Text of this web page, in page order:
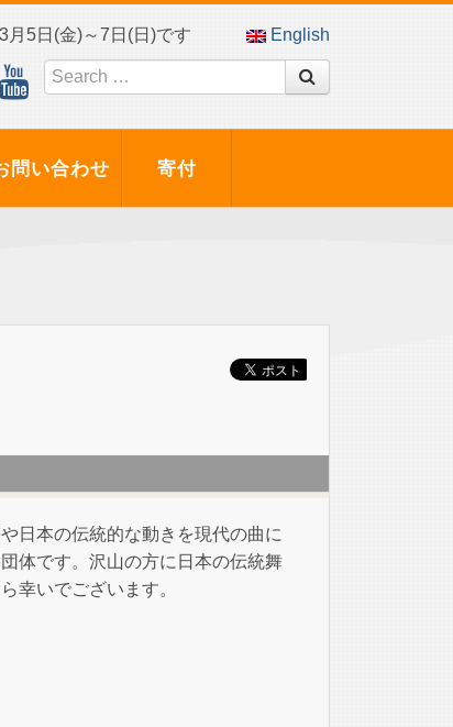
5日(金)～7日(日)です English
問い合わせ 寄付
日本の伝統的な動きを現代の曲に
体です。沢山の方に日本の伝統舞
幸いでございます。